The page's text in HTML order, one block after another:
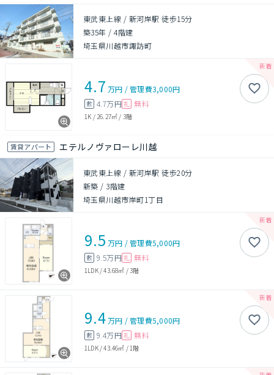
東武東上線 / 新河岸駅 徒歩15分
築35年 /4階建
埼玉県川越市諏訪町
4.7 万円 /管理費3,000円
敷 4.7万円 礼 無料
1K / 26.27㎡ / 3階
賃貸アパート エテルノヴァローレ川越
東武東上線 / 新河岸駅 徒歩20分
新築 / 3階建
埼玉県川越市岸町1丁目
9.5 万円 /管理費5,000円
敷 9.5万円 礼 無料
1LDK/43.68㎡ /3階
9.4万円 /管理費5,000円
敷 9.4万円 礼 無料
1LDK/43.46㎡ / 1階